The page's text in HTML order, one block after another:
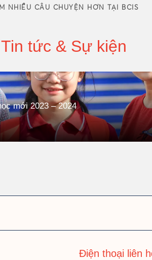
NHIỀU CÂU CHUYỆN HƠN TẠI BCIS
Tin tức & Sự kiện
mới 2023 – 2024
Điện thoại liên